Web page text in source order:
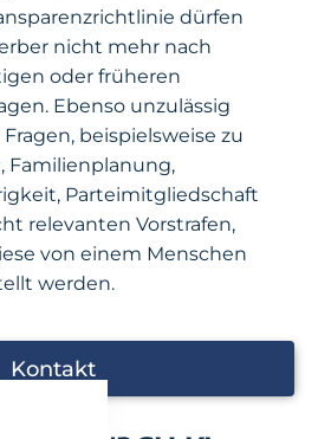
dürfen
nicht mehr nach
oder früheren
Ebenso unzulässig
beispielsweise zu
Familienplanung,
Parteimitgliedschaft
relevanten Vorstrafen,
von einem Menschen
werden.
Kontakt